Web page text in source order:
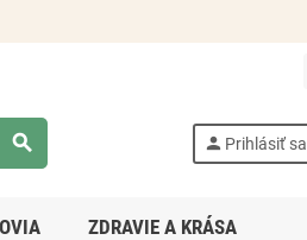
search person Prihlásiť sa
ZDRAVIE A KRÁSA